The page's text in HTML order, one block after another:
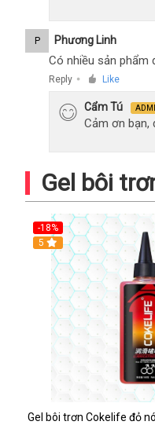
P Phương Linh
Có nhiều sản phẩm
Reply ● Like
Cẩm Tú
Cảm ơn bạn,
Gel bôi
-18%
5
Gel bôi trơn Cokelife đỏ